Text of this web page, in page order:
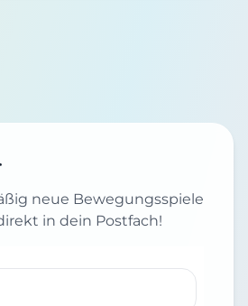
neue Bewegungsspiele
in dein Postfach!